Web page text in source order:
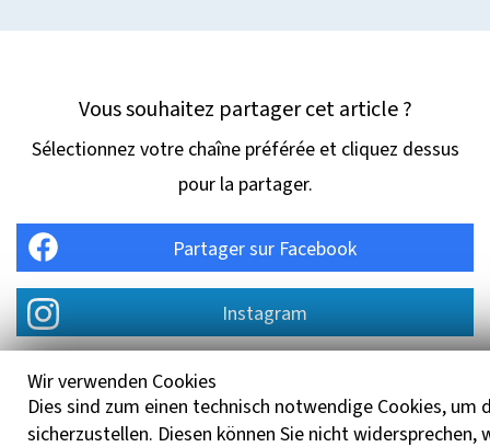
Vous souhaitez partager cet article ?
Sélectionnez votre chaîne préférée et cliquez dessus
pour la partager.
Partager sur Facebook
Instagram
Partager dans les e-mails
Wir verwenden Cookies
Dies sind zum einen technisch notwendige Cookies,
sicherzustellen. Diesen können Sie nicht widersprechen,